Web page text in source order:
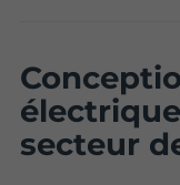
secteur